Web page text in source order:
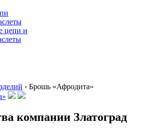
цепи и
› Брошь «Афродита»
компании Златоград